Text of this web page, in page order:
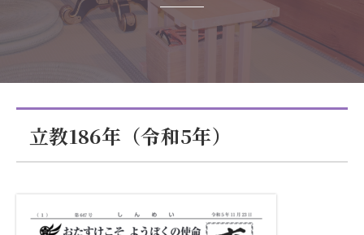
立教186年（令和5年）